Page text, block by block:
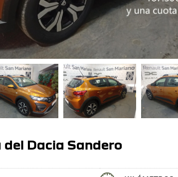
Dacia Sandero